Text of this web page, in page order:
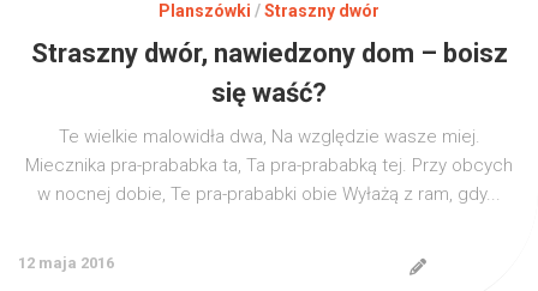
Planszówki /Straszny dwór
Straszny dwór, nawiedzony dom – boisz
się waść?
Te wielkie malowidła dwa, Na względzie wasze miej.
Miecznika pra-prababka ta, Ta pra-prababką tej. Przy obcych
w nocnej dobie, Te pra-prababki obie Wyłażą z ram, gdy...
12 maja 2016